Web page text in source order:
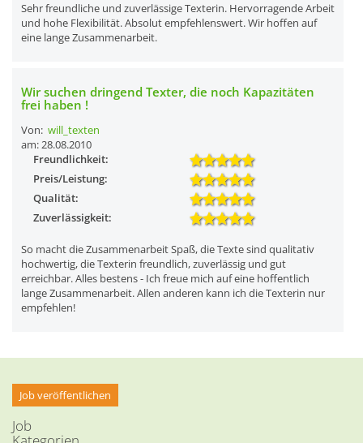
Sehr freundliche und zuverlässige Texterin. Hervorragende Arbeit
und hohe Flexibilität. Absolut empfehlenswert. Wir hoffen auf
eine lange Zusammenarbeit.
Wir suchen dringend Texter, die noch Kapazitäten
frei haben !
Von: will_texten
am: 28.08.2010
Freundlichkeit:
Preis/Leistung:
Qualität:
Zuverlässigkeit:
So macht die Zusammenarbeit Spaß, die Texte sind qualitativ
hochwertig, die Texterin freundlich, zuverlässig und gut
erreichbar. Alles bestens - Ich freue mich auf eine hoffentlich
lange Zusammenarbeit. Allen anderen kann ich die Texterin nur
empfehlen!
Job veröffentlichen
Job